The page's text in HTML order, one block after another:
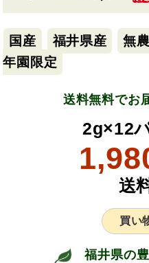
国産 福井県産 無
年園限定
送料無料でお
2g×12
送
買い
福井県の